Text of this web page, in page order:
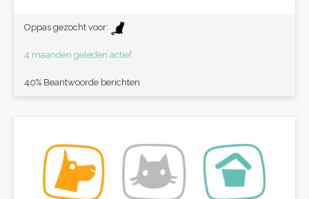
Oppas gezocht voor:
4 maanden geleden actief
40% Beantwoorde berichten